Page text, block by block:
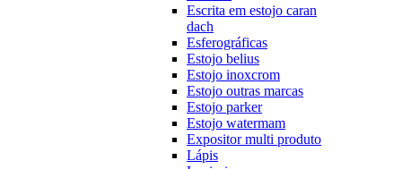
Escrita em estojo caran
dach
Esferográficas
Estojo belius
Estojo inoxcrom
Estojo outras marcas
Estojo parker
Estojo watermam
Expositor multi produto
Lápis